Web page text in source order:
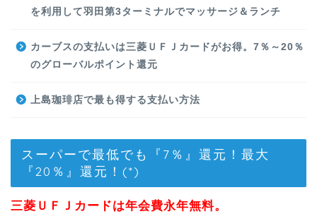
を利用して羽田第3ターミナルでマッサージ＆ランチ
カーブスの支払いは三菱ＵＦＪカードがお得。7％～20％
のグローバルポイント還元
上島珈琲店で最も得する支払い方法
スーパーで最低でも『7％』還元！最大
『20％』還元！(*)
三菱ＵＦＪカードは年会費永年無料。